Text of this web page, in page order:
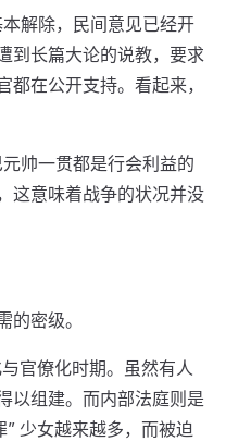
解除，民间意见已经开
到长篇大论的说教，要求
在公开支持。看起来，
帅一贯都是行会利益的
这意味着战争的状况并没
密级。
官僚化时期。虽然有人
以组建。而内部法庭则是
少女越来越多，而被迫